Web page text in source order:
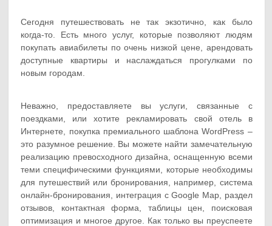
Сегодня путешествовать не так экзотично, как было
когда-то. Есть много услуг, которые позволяют людям
покупать авиабилеты по очень низкой цене, арендовать
доступные квартиры и наслаждаться прогулками по
новым городам.
Неважно, предоставляете вы услуги, связанные с
поездками, или хотите рекламировать свой отель в
Интернете, покупка премиального шаблона WordPress –
это разумное решение. Вы можете найти замечательную
реализацию превосходного дизайна, оснащенную всеми
теми специфическими функциями, которые необходимы
для путешествий или бронирования, например, система
онлайн-бронирования, интеграция с Google Map, раздел
отзывов, контактная форма, таблицы цен, поисковая
оптимизация и многое другое. Как только вы преуспеете